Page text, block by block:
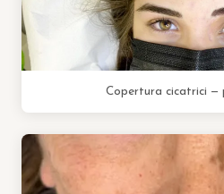
Copertura cicatrici —